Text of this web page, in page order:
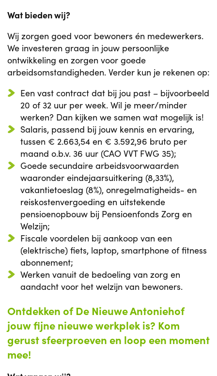
Wat bieden wij?
Wij zorgen goed voor bewoners én medewerkers.
We investeren graag in jouw persoonlijke
ontwikkeling en zorgen voor goede
arbeidsomstandigheden. Verder kun je rekenen op:
Een vast contract dat bij jou past – bijvoorbeeld
20 of 32 uur per week. Wil je meer/minder
werken? Dan kijken we samen wat mogelijk is!
Salaris, passend bij jouw kennis en ervaring,
tussen € 2.663,54 en € 3.592,96 bruto per
maand o.b.v. 36 uur (CAO VVT FWG 35);
Goede secundaire arbeidsvoorwaarden
waaronder eindejaarsuitkering (8,33%),
vakantietoeslag (8%), onregelmatigheids- en
reiskostenvergoeding en uitstekende
pensioenopbouw bij Pensioenfonds Zorg en
Welzijn;
Fiscale voordelen bij aankoop van een
(elektrische) fiets, laptop, smartphone of fitness
abonnement;
Werken vanuit de bedoeling van zorg en
aandacht voor het welzijn van bewoners.
Ontdekken of De Nieuwe Antoniehof
jouw fijne nieuwe werkplek is? Kom
gerust sfeerproeven en loop een moment
mee!